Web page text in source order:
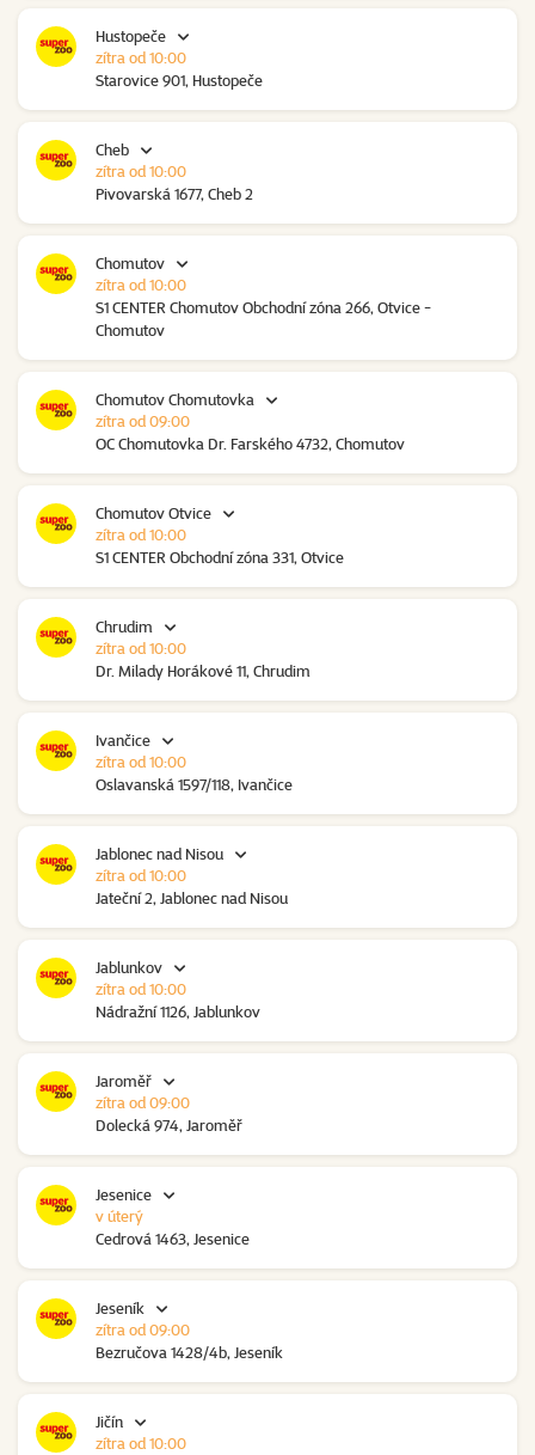
Hustopeče
Starovice 901, Hustopeče
zítra od 10:00
Cheb
Pivovarská 1677, Cheb 2
zítra od 10:00
Chomutov
S1 CENTER Chomutov Obchodní zóna 266, Otvice -
Chomutov
zítra od 10:00
Chomutov Chomutovka
OC Chomutovka Dr. Farského 4732, Chomutov
zítra od 09:00
Chomutov Otvice
S1 CENTER Obchodní zóna 331, Otvice
zítra od 10:00
Chrudim
Dr. Milady Horákové 11, Chrudim
zítra od 10:00
Ivančice
Oslavanská 1597/118, Ivančice
zítra od 10:00
Jablonec nad Nisou
Jateční 2, Jablonec nad Nisou
zítra od 10:00
Jablunkov
Nádražní 1126, Jablunkov
zítra od 10:00
Jaroměř
Dolecká 974, Jaroměř
zítra od 09:00
Jesenice
Cedrová 1463, Jesenice
v úterý
Jeseník
Bezručova 1428/4b, Jeseník
zítra od 09:00
Jičín
zítra od 10:00